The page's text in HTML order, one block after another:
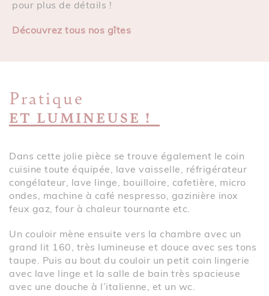
pour plus de détails !
Découvrez tous nos gîtes
Pratique
ET LUMINEUSE !
Dans cette jolie pièce se trouve également le coin
cuisine toute équipée, lave vaisselle, réfrigérateur
congélateur, lave linge, bouilloire, cafetière, micro
ondes, machine à café nespresso, gazinière inox
feux gaz, four à chaleur tournante etc.
Un couloir mène ensuite vers la chambre avec un
grand lit 160, très lumineuse et douce avec ses tons
taupe. Puis au bout du couloir un petit coin lingerie
avec lave linge et la salle de bain très spacieuse
avec une douche à l’italienne, et un wc.